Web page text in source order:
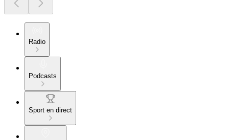
Radio
Podcasts
Sport en direct